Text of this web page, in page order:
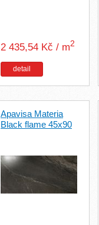
2 435,54 Kč / m2
detail
Apavisa Materia
Black flame 45x90